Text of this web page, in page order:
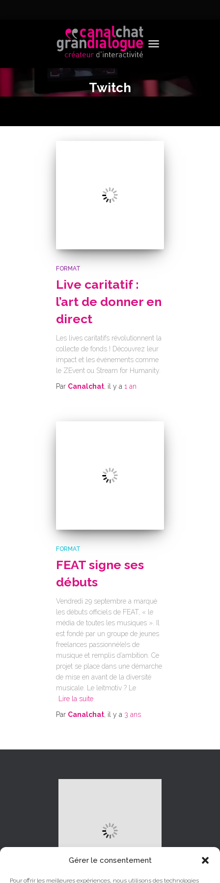
Gérer le consentement
Pour offrir les meilleures expériences, nous utilisons des technologies
Twitch
FORMAT
Live caritatif :
l’art de donner en
direct
Les lives caritatifs révolutionnent la
collecte de fonds ! Découvrez leur
impact et les événements comme
le ZEvent ou Stream for Humanity.
Par Canalchat, il y a 1 an
FORMAT
FEAT signe ses
débuts
Vendredi 29 septembre a marqué
les débuts officiels de FEAT, « le
média de toutes les musiques ». Il
est fondé par un groupe de jeunes
freelances passionné(e)s de
musique et remplis d’ambition. Ce
projet se place dans une démarche
de mise en avant de la diversité
musicale. Le leitmotiv ? Le
Lire la suite
Par Canalchat, il y a 3 ans